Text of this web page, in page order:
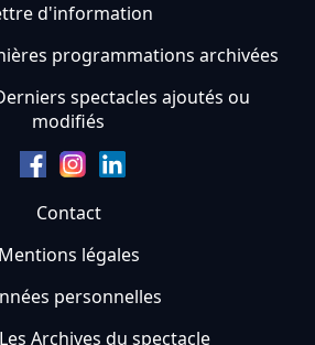
d'information
programmations archivées
spectacles ajoutés ou
modifiés
Contact
Mentions légales
personnelles
Archives du spectacle